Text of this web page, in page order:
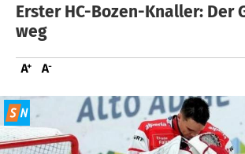
Erster HC-Bozen-Knaller: Der
weg